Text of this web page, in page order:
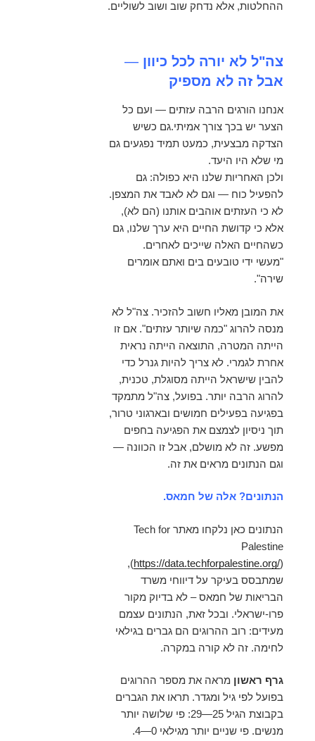
ההחלטות, אלא נדחק שוב ושוב לשוליים.
צה"ל לא יורה לכל כיוון —
אבל זה לא מספיק
אנחנו הורגים הרבה עזתים — ועם כל
הצער יש בכך צורך אמיתי.גם כשיש
הצדקה מבצעית, כמעט תמיד נפגעים גם
מי שלא היו היעד.
ולכן האחריות שלנו היא כפולה: גם
להפעיל כוח — וגם לא לאבד את המצפן.
לא כי העזתים אוהבים אותנו (הם לא),
אלא כי קדושת החיים היא ערך שלנו, גם
כשהחיים האלה שייכים לאחרים.
"מעשי ידי טובעים בים ואתם אומרים
שירה".
את המובן מאליו חשוב להזכיר. צה"ל לא
מנסה להרוג "כמה שיותר עזתים". אם זו
הייתה המטרה, התוצאה הייתה נראית
אחרת לגמרי. לא צריך להיות גנרל כדי
להבין שישראל הייתה מסוגלת, טכנית,
להרוג הרבה יותר. בפועל, צה"ל מתמקד
בפגיעה בפעילים חמושים ובארגוני טרור,
תוך ניסיון לצמצם את הפגיעה בחפים
מפשע. זה לא מושלם, אבל זו הכוונה —
וגם הנתונים מראים את זה.
הנתונים? אלה של חמאס.
הנתונים כאן נלקחו מאתר Tech for
Palestine
(https://data.techforpalestine.org/
),
שמתבסס בעיקר על דיווחי משרד
הבריאות של חמאס – לא בדיוק מקור
פרו-ישראלי. ובכל זאת, הנתונים עצמם
מעידים: רוב ההרוגים הם גברים בגילאי
לחימה. זה לא קורה במקרה.
גרף ראשון מראה את מספר ההרוגים
בפועל לפי גיל ומגדר. תראו את הגברים
בקבוצת הגיל 25—29: פי שלושה יותר
מנשים. פי שניים יותר מגילאי 0—4.